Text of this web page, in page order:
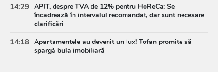
14:29 APIT, despre TVA de 12% pentru HoReCa: Se
încadrează în intervalul recomandat, dar sunt necesare
clarificări
14:18 Apartamentele au devenit un lux! Tofan promite să
spargă bula imobiliară